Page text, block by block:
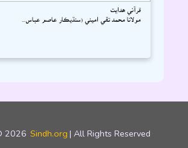
قرآني ھدايت
مولانا محمد تقي اميني (سنڌيڪار عاصم عباس...
2026 Sindh.org | All Rights Reserved